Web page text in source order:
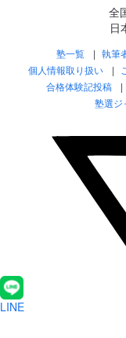
全
日
塾一覧 執筆
個人情報取り扱い
合格体験記投稿
塾選ジ
LINE